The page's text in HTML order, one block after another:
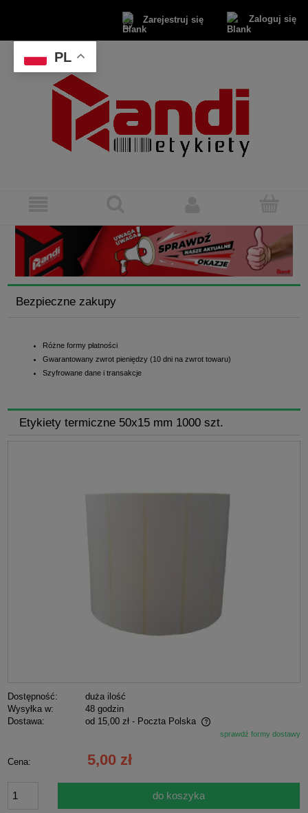
Zarejestruj się Zaloguj się
Bezpieczne zakupy
Różne formy płatności
Gwarantowany zwrot pieniędzy (10 dni na zwrot towaru)
Szyfrowane dane i transakcje
Etykiety termiczne 50x15 mm 1000 szt.
Dostępność:
duża ilość
Wysyłka w:
48 godzin
Dostawa:
od 15,00 zł - Poczta Polska
Cena nie zawiera ewentualnych kosztów płatnościsprawdź formy dostawy
Cena: 5,00 zł
do koszyka
PL